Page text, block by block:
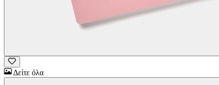
Δείτε όλα